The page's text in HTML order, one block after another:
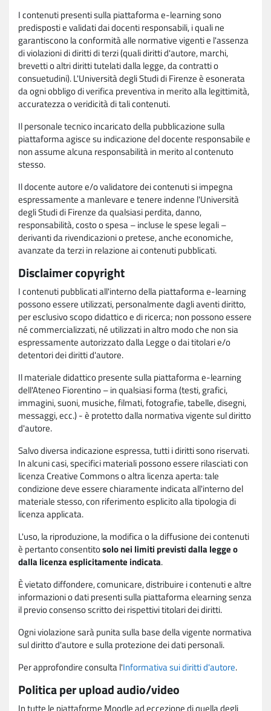
I contenuti presenti sulla piattaforma e-learning sono
predisposti e validati dai docenti responsabili, i quali ne
garantiscono la conformità alle normative vigenti e l'assenza
di violazioni di diritti di terzi (quali diritti d'autore, marchi,
brevetti o altri diritti tutelati dalla legge, da contratti o
consuetudini). L'Università degli Studi di Firenze è esonerata
da ogni obbligo di verifica preventiva in merito alla legittimità,
accuratezza o veridicità di tali contenuti.
Il personale tecnico incaricato della pubblicazione sulla
piattaforma agisce su indicazione del docente responsabile e
non assume alcuna responsabilità in merito al contenuto
stesso.
Il docente autore e/o validatore dei contenuti si impegna
espressamente a manlevare e tenere indenne l'Università
degli Studi di Firenze da qualsiasi perdita, danno,
responsabilità, costo o spesa – incluse le spese legali –
derivanti da rivendicazioni o pretese, anche economiche,
avanzate da terzi in relazione ai contenuti pubblicati.
Disclaimer copyright
I contenuti pubblicati all'interno della piattaforma e-learning
possono essere utilizzati, personalmente dagli aventi diritto,
per esclusivo scopo didattico e di ricerca; non possono essere
né commercializzati, né utilizzati in altro modo che non sia
espressamente autorizzato dalla Legge o dai titolari e/o
detentori dei diritti d'autore.
Il materiale didattico presente sulla piattaforma e-learning
dell'Ateneo Fiorentino – in qualsiasi forma (testi, grafici,
immagini, suoni, musiche, filmati, fotografie, tabelle, disegni,
messaggi, ecc.) - è protetto dalla normativa vigente sul diritto
d'autore.
Salvo diversa indicazione espressa, tutti i diritti sono riservati.
In alcuni casi, specifici materiali possono essere rilasciati con
licenza Creative Commons o altra licenza aperta: tale
condizione deve essere chiaramente indicata all'interno del
materiale stesso, con riferimento esplicito alla tipologia di
licenza applicata.
L'uso, la riproduzione, la modifica o la diffusione dei contenuti
è pertanto consentitosolo nei limiti previsti dalla legge o
dalla licenza esplicitamente indicata.
È vietato diffondere, comunicare, distribuire i contenuti e altre
informazioni o dati presenti sulla piattaforma elearning senza
il previo consenso scritto dei rispettivi titolari dei diritti.
Ogni violazione sarà punita sulla base della vigente normativa
sul diritto d'autore e sulla protezione dei dati personali.
Per approfondire consulta l'Informativa sui diritti d'autore.
Politica per upload audio/video
In tutte le piattaforme Moodle ad eccezione di quella degli